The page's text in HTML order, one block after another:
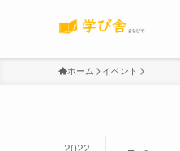
ホーム イベント